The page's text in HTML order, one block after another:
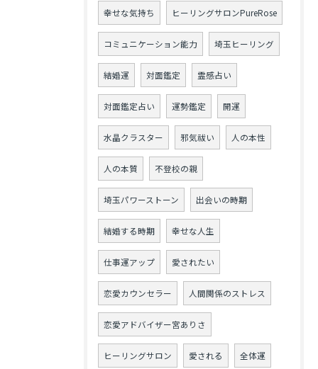
幸せな気持ち ヒーリングサロンPureRose
コミュニケーション能力 埼玉ヒーリング
結婚運 対面鑑定 霊感占い
対面鑑定占い 運勢鑑定 開運
水晶クラスター 邪気祓い 人の本性
人の本質 不登校の親
埼玉パワーストーン 出会いの時期
結婚する時期 幸せな人生
仕事運アップ 愛されたい
恋愛カウンセラー 人間関係のストレス
恋愛アドバイザー宮ありさ
ヒーリングサロン 愛される 全体運